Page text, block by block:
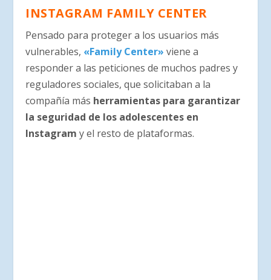
INSTAGRAM FAMILY CENTER
Pensado para proteger a los usuarios más
vulnerables, «Family Center» viene a
responder a las peticiones de muchos padres y
reguladores sociales, que solicitaban a la
compañía más herramientas para garantizar
la seguridad de los adolescentes en
Instagram y el resto de plataformas.